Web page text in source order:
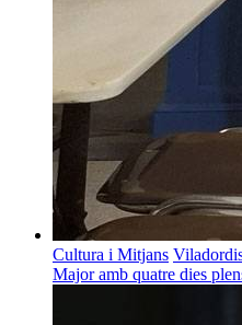
Cultura i Mitjans
Major amb quatre dies